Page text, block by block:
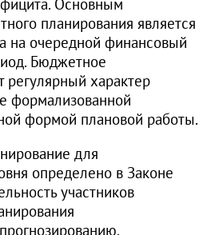
планирования является
на очередной финансовый
Бюджетное
регулярны­й характер
формализованной
формой плановой работы.
для
определено в Законе
участников